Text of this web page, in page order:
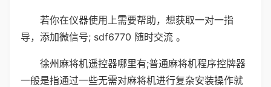
若你在仪器使用上需要帮助，想获取一对一指
导，添加微信号; sdf6770 随时交流 。
徐州麻将机遥控器哪里有;普通麻将机程序控牌器
一般是指通过一些无需对麻将机进行复杂安装操作就